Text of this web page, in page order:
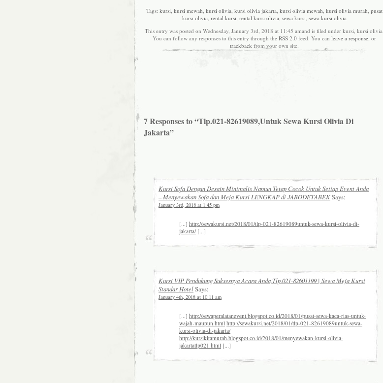
Tags: kursi kursi mewah kursi olivia kursi olivia jakarta kursi olivia mewah kursi olivia murah pusat
kursi olivia rental kursi rental kursi olivia sewa kursi sewa kursi olivia
This entry was posted on Wednesday, January 3rd, 2018 at 11:45 amand is filed under kursi, kursi olivia.
You can follow any responses to this entry through the RSS 2.0 feed. You can leave a response , or
trackback from your own site.
7 Responses to “Tlp.021-82619089,Untuk Sewa Kursi Olivia Di
Jakarta”
Kursi Sofa Dengan Desain Minimalis Namun Tetap Cocok Untuk Setiap Event Anda
– Menyewakan Sofa dan Meja Kursi LENGKAP di JABODETABEKSays:
January 3rd, 2018 at 1:45 pm
[...] http://sewakursi.net/2018/01/tlp-021-82619089untuk-sewa-kursi-olivia-di-
jakarta/ [...]
Kursi VIP Pendukung Suksesnya Acara Anda,Tlp.021-82601199 | Sewa Meja Kursi
Standar HotelSays:
January 4th, 2018 at 10:11 am
[...] http://sewaperalatanevent.blogspot.co.id/2018/01/pusat-sewa-kaca-rias-untuk-
wajah-maupun.html http://sewakursi.net/2018/01/tlp-021-82619089untuk-sewa-
kursi-olivia-di-jakarta/
http://kursikitamurah.blogspot.co.id/2018/01/menyewakan-kursi-olivia-
jakartatlp021.html [...]